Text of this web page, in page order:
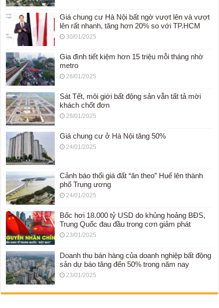
Giá chung cư Hà Nội bất ngờ vượt lên và vượt
lên rất nhanh, tăng hơn 20% so với TP.HCM
30/01/2025
Gia đình tiết kiệm hơn 15 triệu mỗi tháng nhờ
metro
28/01/2025
Sát Tết, môi giới bất động sản vẫn tất tả mời
khách chốt đơn
28/01/2025
Giá chung cư ở Hà Nội tăng 50%
24/01/2025
Cảnh báo thổi giá đất “ăn theo” Huế lên thành
phố Trung ương
24/01/2025
Bốc hơi 18.000 tỷ USD do khủng hoảng BĐS,
Trung Quốc đau đầu trong cơn giảm phát
23/01/2025
Doanh thu bán hàng của doanh nghiệp bất động
sản dự báo tăng đến 50% trong năm nay
23/01/2025